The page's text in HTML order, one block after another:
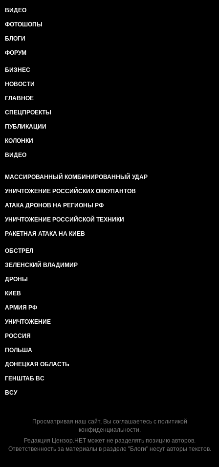
ВИДЕО
ФОТОШОПЫ
БЛОГИ
ФОРУМ
БИЗНЕС
НОВОСТИ
ГЛАВНОЕ
СПЕЦПРОЕКТЫ
ПУБЛИКАЦИИ
КОЛОНКИ
ВИДЕО
МАССИРОВАННЫЙ КОМБИНИРОВАННЫЙ УДАР
УНИЧТОЖЕНИЕ РОССИЙСКИХ ОККУПАНТОВ
АТАКА ДРОНОВ НА РЕГИОНЫ РФ
УНИЧТОЖЕНИЕ РОССИЙСКОЙ ТЕХНИКИ
РАКЕТНАЯ АТАКА НА КИЕВ
ОБСТРЕЛ
ЗЕЛЕНСКИЙ ВЛАДИМИР
ДРОНЫ
КИЕВ
АРМИЯ РФ
УНИЧТОЖЕНИЕ
РОССИЯ
ПОЛЬША
ДОНЕЦКАЯ ОБЛАСТЬ
ГЕНШТАБ ВС
ВСУ
Просматривая наш сайт, Вы соглашаетесь с политикой
конфиденциальности.
Редакция Цензор.НЕТ может не разделять позицию авторов.
Ответственность за материалы в разделе "Блоги" несут авторы текстов.